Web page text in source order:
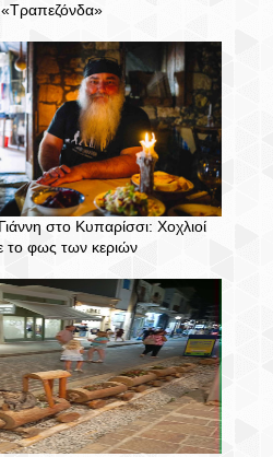
στο Κυπαρίσσι: Χοχλιοί
το φως των κεριών